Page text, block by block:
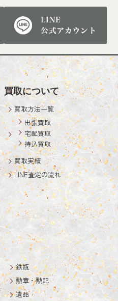
鉄瓶
勲章・勲記
遺品
買取について
買取方法一覧
出張買取
宅配買取
持込買取
買取実績
LINE査定の流れ